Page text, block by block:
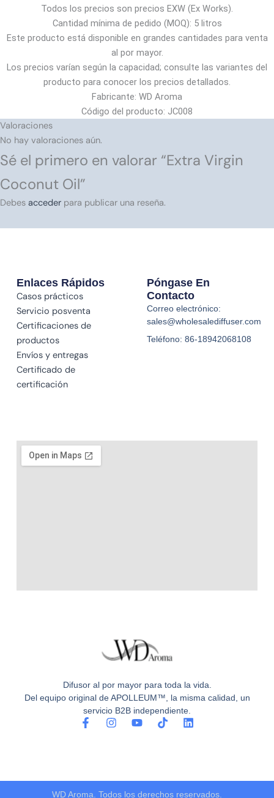
Todos los precios son precios EXW (Ex Works).
Cantidad mínima de pedido (MOQ): 5 litros
Este producto está disponible en grandes cantidades para venta
al por mayor.
Los precios varían según la capacidad; consulte las variantes del
producto para conocer los precios detallados.
Fabricante: WD Aroma
Código del producto: JC008
Valoraciones
No hay valoraciones aún.
Sé el primero en valorar “Extra Virgin
Coconut Oil”
Debes acceder para publicar una reseña.
Difusor al por mayor para toda la vida.
Del equipo original de APOLLEUM™, la misma calidad, un
servicio B2B independiente.
F
a
I
r
Y
e
T
i
L
Enlaces Rápidos
Casos prácticos
Servicio posventa
Certificaciones de
productos
Envíos y entregas
Certificado de
certificación
Póngase En
Contacto
Correo electrónico:
sales@wholesalediffuser.com
Teléfono: 86-18942068108
WD Aroma. Todos los derechos reservados.